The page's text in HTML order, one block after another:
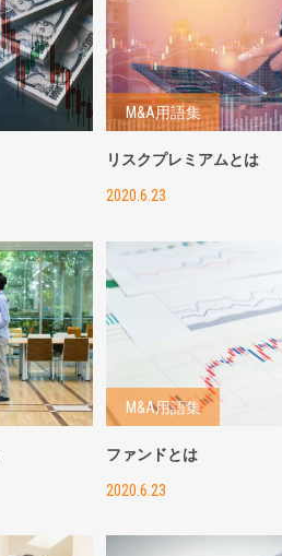
M&A用語集
リスクプレミアムとは
2020.6.23
M&A用語集
ファンドとは
2020.6.23